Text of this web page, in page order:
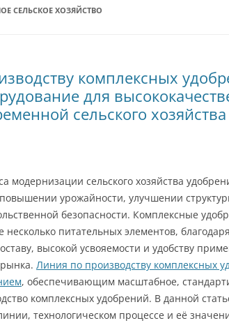
СЕЛЬСКОЕ ХОЗЯЙСТВО
комплексных
для
сельского хозяйства
модернизации сельского хозяйства
урожайности, улучшении
безопасности. Комплексные
питательных элементов,
высокой усвояемости и удобству
Линия по производству комплексных
, обеспечивающим масштабное,
комплексных удобрений. В данной
технологическом процессе и её